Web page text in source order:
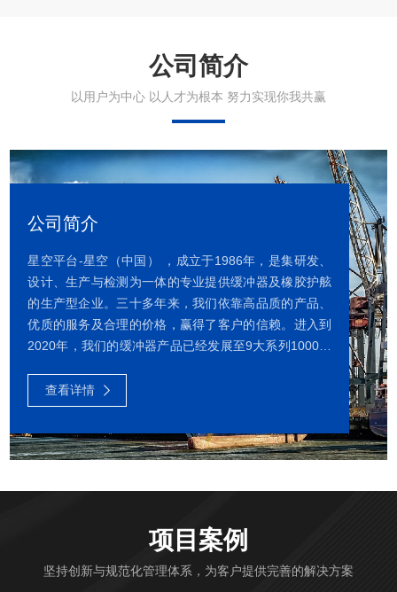
公司简介
以用户为中心 以人才为根本 努力实现你我共赢
公司简介
星空平台-星空（中国） ，成立于1986年，是集研发、
设计、生产与检测为一体的专业提供缓冲器及橡胶护舷
的生产型企业。三十多年来，我们依靠高品质的产品、
优质的服务及合理的价格，赢得了客户的信赖。进入到
2020年，我们的缓冲器产品已经发展至9大系列1000多
（中国） 、复合缓冲器、弹簧缓冲器、橡胶缓冲器、聚
氨酯缓冲器等。我们还可以为客户提供定制化的缓冲器
产品和全面的售后服务。我们公司有多项发明专利、有
专业的技术与生产团队、中国首个专业的缓冲器检测实
台获得了国家发明专利。我们公司长期与中科院和大连
查看详情
项目案例
坚持创新与规范化管理体系，为客户提供完善的解决方案